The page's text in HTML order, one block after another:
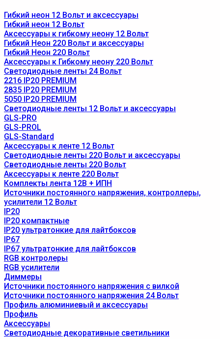
Гибкий неон 12 Вольт и аксессуары
Гибкий неон 12 Вольт
Аксессуары к гибкому неону 12 Вольт
Гибкий Неон 220 Вольт и аксессуары
Гибкий Неон 220 Вольт
Аксессуары к Гибкому неону 220 Вольт
Светодиодные ленты 24 Вольт
2216 IP20 PREMIUM
2835 IP20 PREMIUM
5050 IP20 PREMIUM
Светодиодные ленты 12 Вольт и аксессуары
GLS-PRO
GLS-PROL
GLS-Standard
Аксессуары к ленте 12 Вольт
Светодиодные ленты 220 Вольт и аксессуары
Светодиодные ленты 220 Вольт
Аксессуары к ленте 220 Вольт
Комплекты лента 12В + ИПН
Источники постоянного напряжения, контроллеры,
усилители 12 Вольт
IP20
IP20 компактные
IP20 ультратонкие для лайтбоксов
IP67
IP67 ультратонкие для лайтбоксов
RGB контролеры
RGB усилители
Диммеры
Источники постоянного напряжения с вилкой
Источники постоянного напряжения 24 Вольт
Профиль алюминиевый и аксессуары
Профиль
Аксессуары
Светодиодные декоративные светильники